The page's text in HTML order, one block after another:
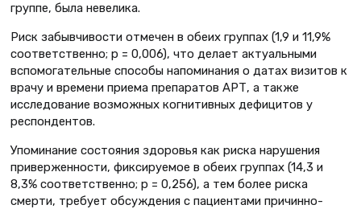
группе, была невелика.
Риск забывчивости отмечен в обеих группах (1,9 и 11,9%
соответственно; р = 0,006), что делает актуальными
вспомогательные способы напоминания о датах визитов к
врачу и времени приема препаратов АРТ, а также
исследование возможных когнитивных дефицитов у
респондентов.
Упоминание состояния здоровья как риска нарушения
приверженности, фиксируемое в обеих группах (14,3 и
8,3% соответственно; р = 0,256), а тем более риска
смерти, требует обсуждения с пациентами причинно-